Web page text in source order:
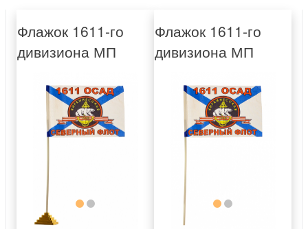
Флажок 1611-го
дивизиона МП
Флажок 1611-го
дивизиона МП